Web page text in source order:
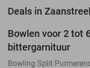
Deals in
Bowlen voor 2 tot
bittergarnituur
Bowling Split